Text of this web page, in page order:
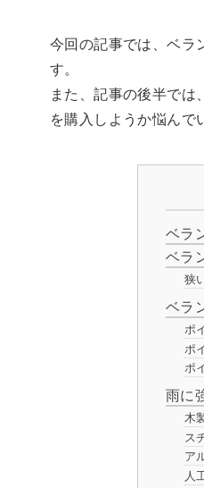
今回の記事では、ベラ
す。
また、記事の後半では
を購入しようか悩んで
ベラ
ベラ
狭
ベラ
ポ
ポ
ポ
雨に
木
ス
ア
人